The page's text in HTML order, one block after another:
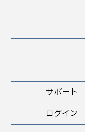
サポート
ログイン